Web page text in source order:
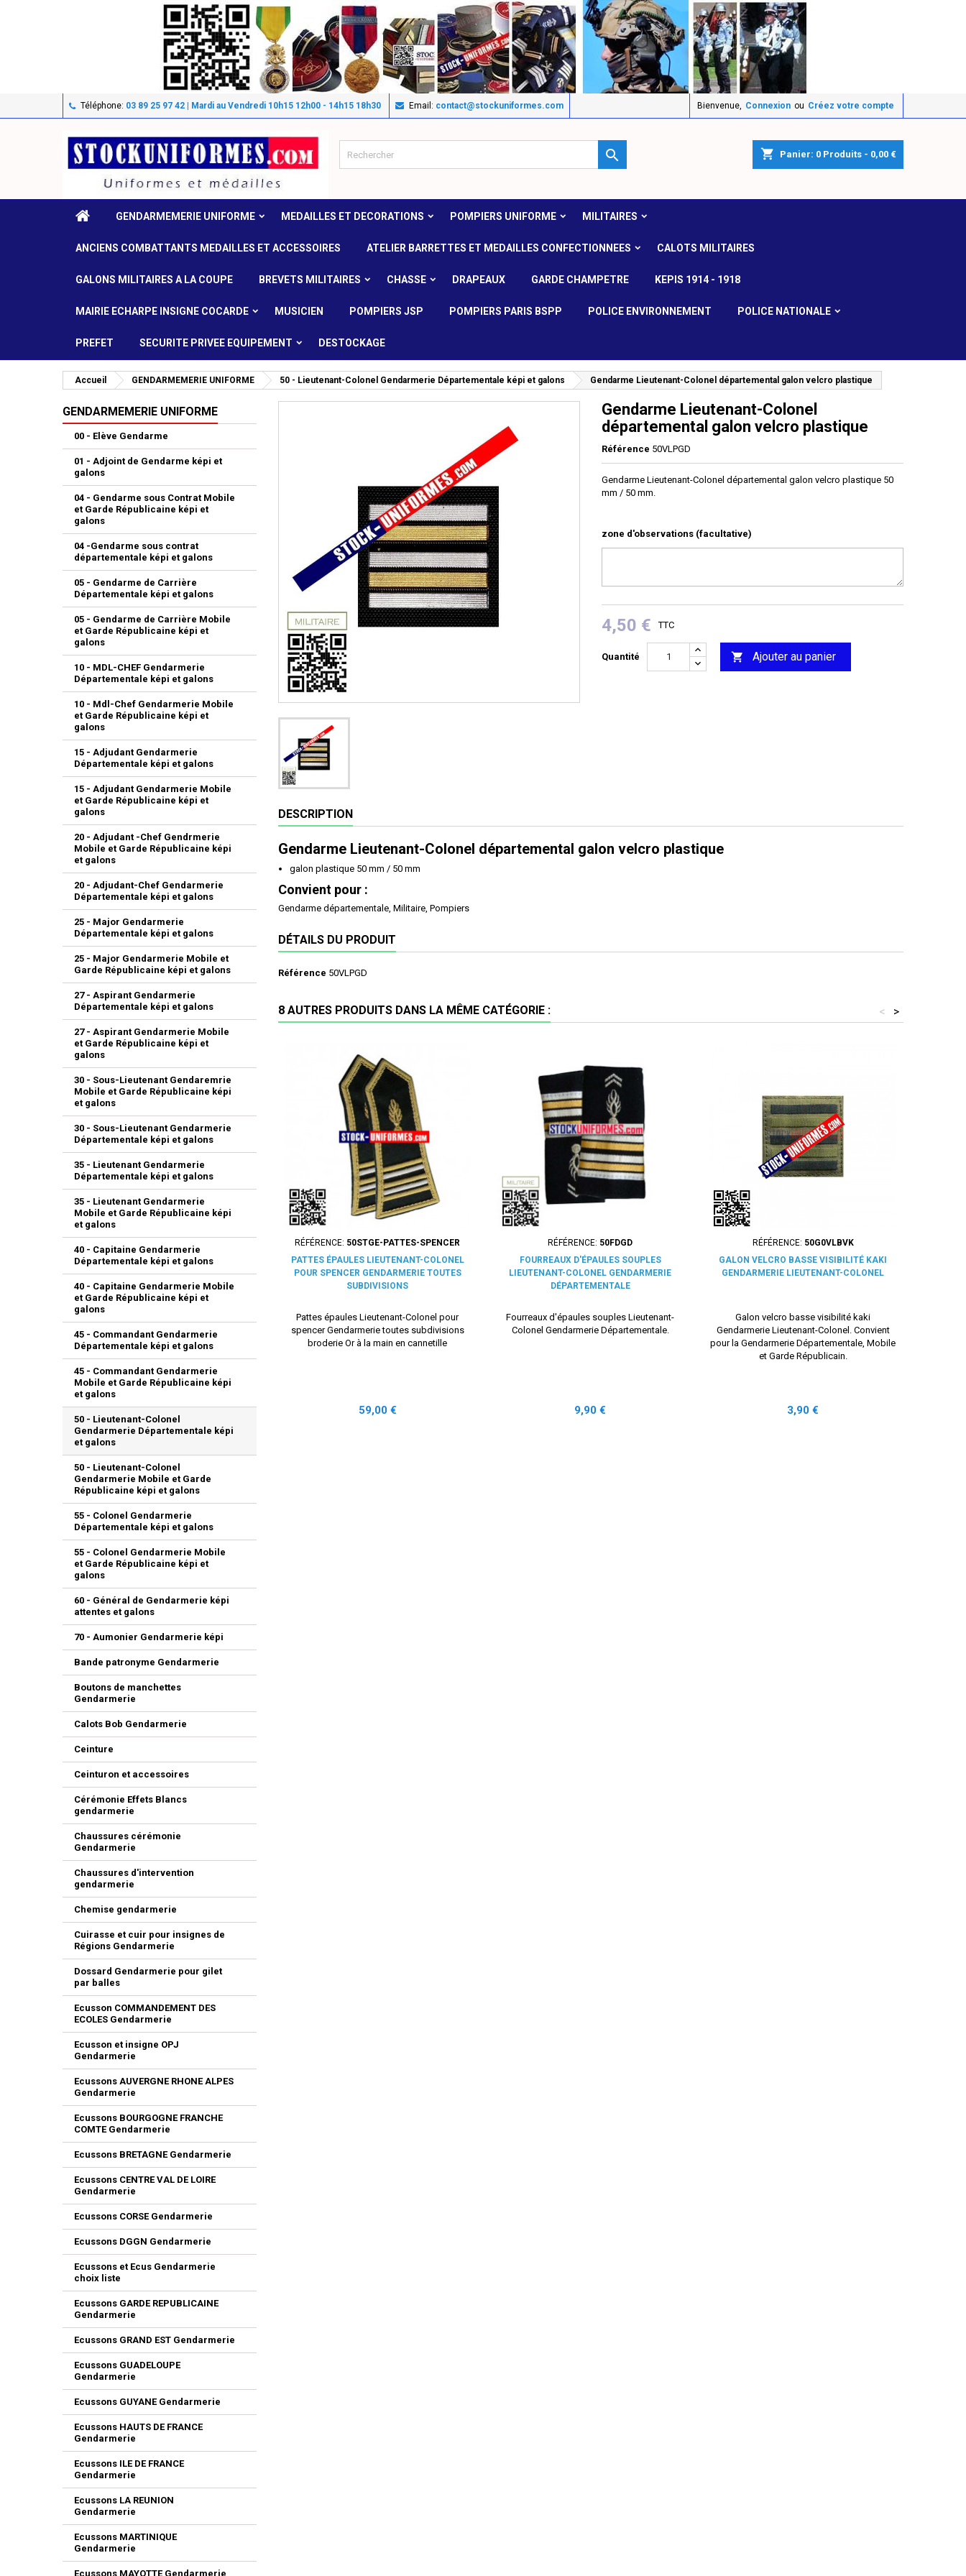
Téléphone: 03 89 25 97 42 | Mardi au Vendredi 10h15 12h00 - 14h15 18h30 Email: contact@stockuniformes.com Bienvenue, Connexion ou Créez votre compte
shopping_cart Panier: 0 Produits - 0,00 €

GENDARMEMERIE UNIFORME MEDAILLES ET DECORATIONS POMPIERS UNIFORME MILITAIRES
ANCIENS COMBATTANTS MEDAILLES ET ACCESSOIRES ATELIER BARRETTES ET MEDAILLES CONFECTIONNEES CALOTS MILITAIRES
GALONS MILITAIRES A LA COUPE BREVETS MILITAIRES CHASSE DRAPEAUX GARDE CHAMPETRE KEPIS 1914 - 1918
MAIRIE ECHARPE INSIGNE COCARDE MUSICIEN POMPIERS JSP POMPIERS PARIS BSPP POLICE ENVIRONNEMENT POLICE NATIONALE
PREFET SECURITE PRIVEE EQUIPEMENT DESTOCKAGE
Accueil GENDARMEMERIE UNIFORME 50 - Lieutenant-Colonel Gendarmerie Départementale képi et galons Gendarme Lieutenant-Colonel départemental galon velcro plastique
GENDARMEMERIE UNIFORME
00 - Elève Gendarme
01 - Adjoint de Gendarme képi et
galons
04 - Gendarme sous Contrat Mobile
et Garde Républicaine képi et
galons
04 -Gendarme sous contrat
départementale képi et galons
05 - Gendarme de Carrière
Départementale képi et galons
05 - Gendarme de Carrière Mobile
et Garde Républicaine képi et
galons
10 - MDL-CHEF Gendarmerie
Départementale képi et galons
10 - Mdl-Chef Gendarmerie Mobile
et Garde Républicaine képi et
galons
15 - Adjudant Gendarmerie
Départementale képi et galons
15 - Adjudant Gendarmerie Mobile
et Garde Républicaine képi et
galons
20 - Adjudant -Chef Gendrmerie
Mobile et Garde Républicaine képi
et galons
20 - Adjudant-Chef Gendarmerie
Départementale képi et galons
25 - Major Gendarmerie
Départementale képi et galons
25 - Major Gendarmerie Mobile et
Garde Républicaine képi et galons
27 - Aspirant Gendarmerie
Départementale képi et galons
27 - Aspirant Gendarmerie Mobile
et Garde Républicaine képi et
galons
30 - Sous-Lieutenant Gendaremrie
Mobile et Garde Républicaine képi
et galons
30 - Sous-Lieutenant Gendarmerie
Départementale képi et galons
35 - Lieutenant Gendarmerie
Départementale képi et galons
35 - Lieutenant Gendarmerie
Mobile et Garde Républicaine képi
et galons
40 - Capitaine Gendarmerie
Départementale képi et galons
40 - Capitaine Gendarmerie Mobile
et Garde Républicaine képi et
galons
45 - Commandant Gendarmerie
Départementale képi et galons
45 - Commandant Gendarmerie
Mobile et Garde Républicaine képi
et galons
50 - Lieutenant-Colonel
Gendarmerie Départementale képi
et galons
50 - Lieutenant-Colonel
Gendarmerie Mobile et Garde
Républicaine képi et galons
55 - Colonel Gendarmerie
Départementale képi et galons
55 - Colonel Gendarmerie Mobile
et Garde Républicaine képi et
galons
60 - Général de Gendarmerie képi
attentes et galons
70 - Aumonier Gendarmerie képi
Bande patronyme Gendarmerie
Boutons de manchettes
Gendarmerie
Calots Bob Gendarmerie
Ceinture
Ceinturon et accessoires
Cérémonie Effets Blancs
gendarmerie
Chaussures cérémonie
Gendarmerie
Chaussures d'intervention
gendarmerie
Chemise gendarmerie
Cuirasse et cuir pour insignes de
Régions Gendarmerie
Dossard Gendarmerie pour gilet
par balles
Ecusson COMMANDEMENT DES
ECOLES Gendarmerie
Ecusson et insigne OPJ
Gendarmerie
Ecussons AUVERGNE RHONE ALPES
Gendarmerie
Ecussons BOURGOGNE FRANCHE
COMTE Gendarmerie
Ecussons BRETAGNE Gendarmerie
Ecussons CENTRE VAL DE LOIRE
Gendarmerie
Ecussons CORSE Gendarmerie
Ecussons DGGN Gendarmerie
Ecussons et Ecus Gendarmerie
choix liste
Ecussons GARDE REPUBLICAINE
Gendarmerie
Ecussons GRAND EST Gendarmerie
Ecussons GUADELOUPE
Gendarmerie
Ecussons GUYANE Gendarmerie
Ecussons HAUTS DE FRANCE
Gendarmerie
Ecussons ILE DE FRANCE
Gendarmerie
Ecussons LA REUNION
Gendarmerie
Ecussons MARTINIQUE
Gendarmerie
Ecussons MAYOTTE Gendarmerie
Gendarme Lieutenant-Colonel
départemental galon velcro plastique
Référence 50VLPGD
Gendarme Lieutenant-Colonel départemental galon velcro plastique 50
mm / 50 mm.
zone d'observations (facultative)
4,50 € TTC
Quantité  Ajouter au panier
DESCRIPTION
Gendarme Lieutenant-Colonel départemental galon velcro plastique
galon plastique 50 mm / 50 mm
Convient pour :
Gendarme départementale, Militaire, Pompiers
DÉTAILS DU PRODUIT
Référence 50VLPGD
8 AUTRES PRODUITS DANS LA MÊME CATÉGORIE : >
<
RÉFÉRENCE: 50STGE-PATTES-SPENCER
PATTES ÉPAULES LIEUTENANT-COLONEL
POUR SPENCER GENDARMERIE TOUTES
SUBDIVISIONS
Pattes épaules Lieutenant-Colonel pour
spencer Gendarmerie toutes subdivisions
broderie Or à la main en cannetille
Prix
59,00 €
RÉFÉRENCE: 50FDGD
FOURREAUX D'ÉPAULES SOUPLES
LIEUTENANT-COLONEL GENDARMERIE
DÉPARTEMENTALE
Fourreaux d'épaules souples Lieutenant-
Colonel Gendarmerie Départementale.
Prix
9,90 €
RÉFÉRENCE: 50G0VLBVK
GALON VELCRO BASSE VISIBILITÉ KAKI
GENDARMERIE LIEUTENANT-COLONEL
Galon velcro basse visibilité kaki
Gendarmerie Lieutenant-Colonel. Convient
pour la Gendarmerie Départementale, Mobile
et Garde Républicain.
Prix
3,90 €